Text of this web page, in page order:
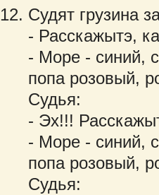
Судят грузина
- Расскажытэ,
- Море - синий,
попа розовый,
Судья:
- Эх!!!
- Море - синий,
попа розовый,
Судья: